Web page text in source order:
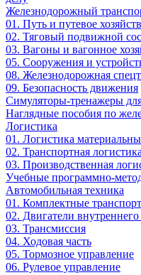
Железнодорожный
01. Путь и путевое
02. Тяговый подвижной
03. Вагоны и вагонное
05. Сооружения и
08. Железнодорожная
09. Безопасность движения
Симуляторы-тренажеры
Наглядные пособия по
Логистика
01. Логистика
02. Транспортная логистика
03. Производственная
Учебные программно-
Автомобильная техника
01. Комплектные
02. Двигатели внутреннего
03. Трансмиссия
04. Ходовая часть
05. Тормозное управление
06. Рулевое управление